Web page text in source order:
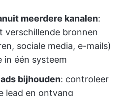
meerdere kanalen:
verschillende bronnen
sociale media, e-mails)
in één systeem
bijhouden: controleer
lead en ontvang